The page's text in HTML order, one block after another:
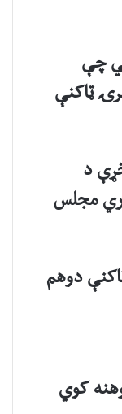
چې
ټاکنې
د
مجلس
دوهم
کوي